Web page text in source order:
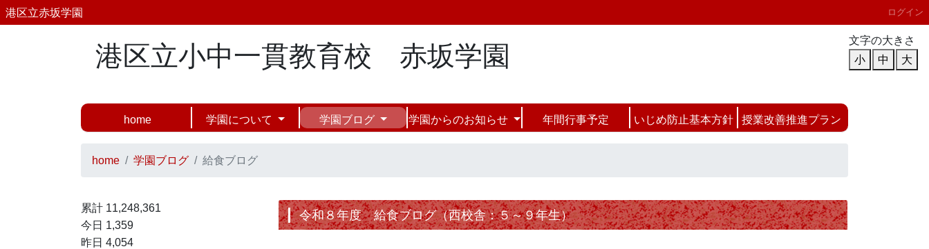
港区立赤坂学園 ログイン
文字の大きさ
小
中 大
港区立小中一貫教育校 赤坂学園
home 学園について 学園ブログ 学園からのお知らせ 年間行事予定 いじめ防止基本方針 授業改善推進プラン
home 学園ブログ 給食ブログ
累計 11,248,361
今日 1,359
昨日 4,054
令和８年度 給食ブログ（西校舎：５～９年生）